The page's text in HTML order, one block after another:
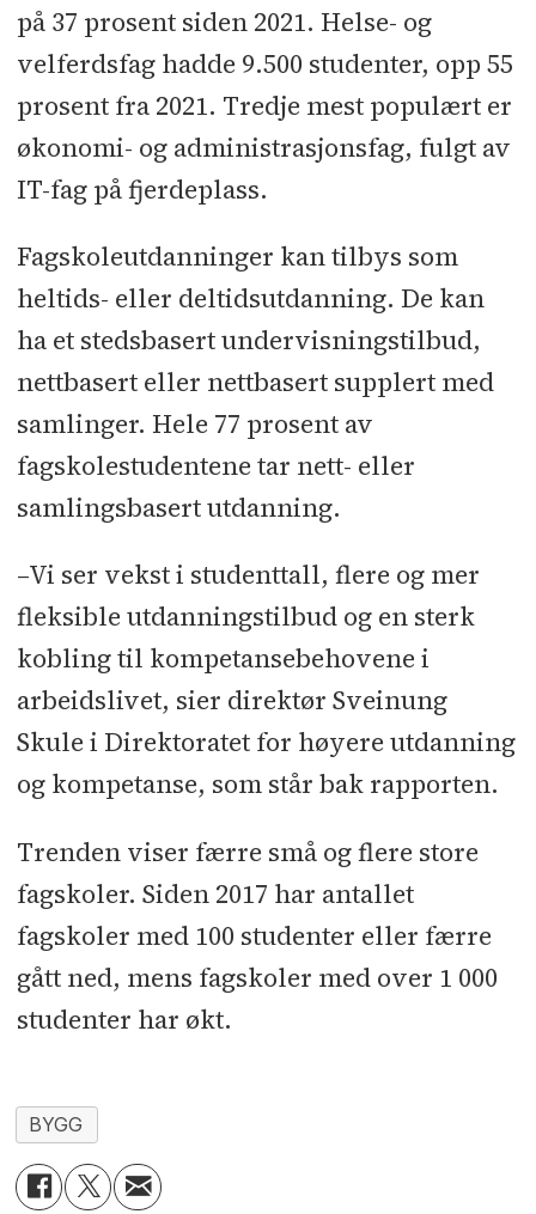
på 37 prosent siden 2021. Helse- og
velferdsfag hadde 9.500 studenter, opp 55
prosent fra 2021. Tredje mest populært er
økonomi- og administrasjonsfag, fulgt av
IT-fag på fjerdeplass.
Fagskoleutdanninger kan tilbys som
heltids- eller deltidsutdanning. De kan
ha et stedsbasert undervisningstilbud,
nettbasert eller nettbasert supplert med
samlinger. Hele 77 prosent av
fagskolestudentene tar nett- eller
samlingsbasert utdanning.
–Vi ser vekst i studenttall, flere og mer
fleksible utdanningstilbud og en sterk
kobling til kompetansebehovene i
arbeidslivet, sier direktør Sveinung
Skule i Direktoratet for høyere utdanning
og kompetanse, som står bak rapporten.
Trenden viser færre små og flere store
fagskoler. Siden 2017 har antallet
fagskoler med 100 studenter eller færre
gått ned, mens fagskoler med over 1 000
studenter har økt.
BYGG